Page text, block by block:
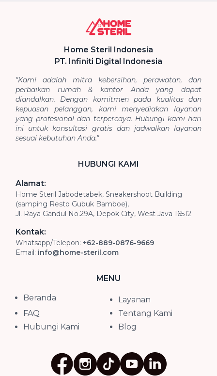
Home Steril Indonesia
PT. Infiniti Digital Indonesia
"Kami adalah mitra kebersihan, perawatan, dan
perbaikan rumah & kantor Anda yang dapat
diandalkan. Dengan komitmen pada kualitas dan
kepuasan pelanggan, kami menyediakan layanan
yang profesional dan terpercaya. Hubungi kami hari
ini untuk konsultasi gratis dan jadwalkan layanan
sesuai kebutuhan Anda."
HUBUNGI KAMI
Alamat:
Home Steril Jabodetabek, Sneakershoot Building
(samping Resto Gubuk Bamboe),
Jl. Raya Gandul No.29A, Depok City, West Java 16512
Kontak:
Whatsapp/Telepon: +62-889-0876-9669
Email: info@home-steril.com
MENU
Beranda
Layanan
FAQ
Tentang Kami
Hubungi Kami
Blog